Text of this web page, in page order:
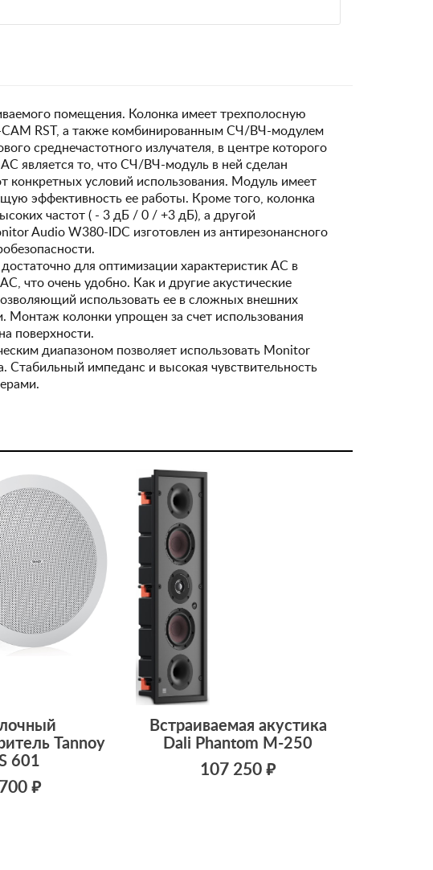
помещения. Колонка имеет трехполосную
RST, а также комбинированным СЧ/ВЧ-модулем
среднечастотного излучателя, в центре которого
является то, что СЧ/ВЧ-модуль в ней сделан
конкретных условий использования. Модуль имеет
эффективность ее работы. Кроме того, колонка
частот ( - 3 дБ / 0 / +3 дБ), а другой
Audio W380-IDC изготовлен из антирезонансного
для оптимизации характеристик АС в
что очень удобно. Как и другие акустические
использовать ее в сложных внешних
Монтаж колонки упрощен за счет использования
поверхности.
диапазоном позволяет использовать Monitor
Стабильный импеданс и высокая чувствительность
Tannoy
601
₽
Встраиваемая акустика
Dali Phantom M-250
107 250 ₽